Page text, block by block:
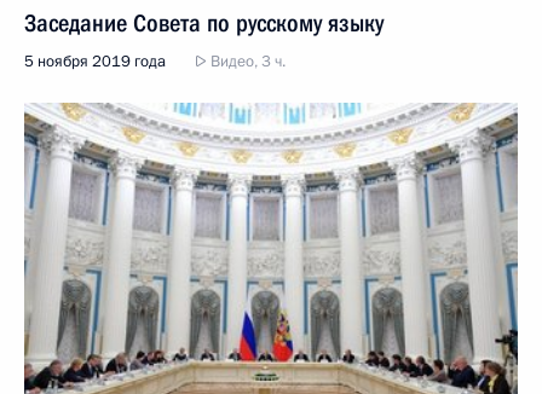
Заседание Совета по русскому языку
5 ноября 2019 года Видео, 3 ч.